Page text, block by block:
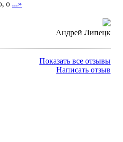
о ...»
Андрей Липецк
Показать все отзывы
Написать отзыв